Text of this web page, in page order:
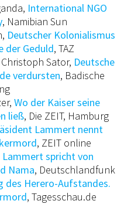
International NGO
, Namibian Sun
Deutscher Kolonialismus
der Geduld, TAZ
Sator, Deutsche
verdursten, Badische
Wo der Kaiser seine
ließ, Die ZEIT, Hamburg
Lammert nennt
, ZEIT online
Lammert spricht von
Nama, Deutschlandfunk
des Herero-Aufstandes.
, Tagesschau.de